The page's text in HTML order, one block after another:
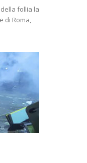
follia la
di Roma,